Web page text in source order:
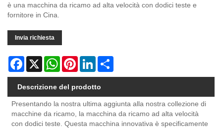
è una macchina da ricamo ad alta velocità con dodici teste e
fornitore in Cina.
Invia richiesta
Facebook
X WhatsAppPinterestLinkedIn
Descrizione del prodotto
Presentando la nostra ultima aggiunta alla nostra collezione di
macchine da ricamo, la macchina da ricamo ad alta velocità
con dodici teste. Questa macchina innovativa è specificamente